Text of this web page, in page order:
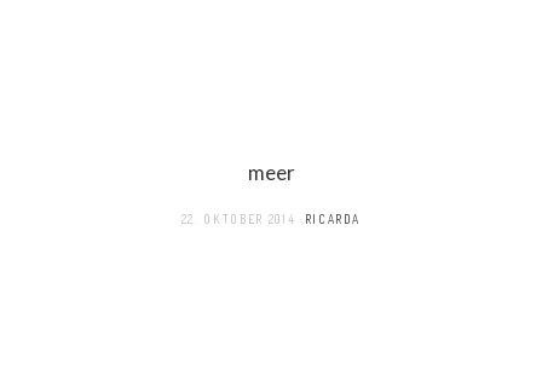
meer
22. OKTOBER 2014 RICARDA